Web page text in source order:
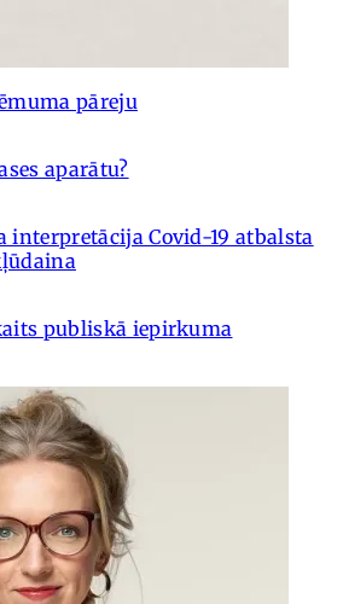
pāreju
aparātu?
interpretācija Covid-19 atbalsta
publiskā iepirkuma